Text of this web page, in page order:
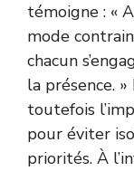
témoigne : «
mode
chacun
la présence.
toutefois
pour éviter
priorités. À